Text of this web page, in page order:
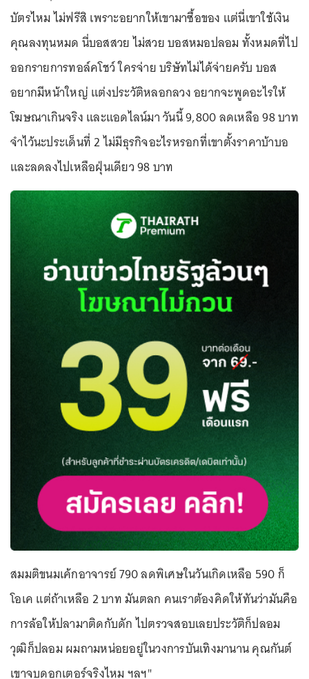
บัตรไหม ไม่ฟรีสิ เพราะอยากให้เขามาซื้อของ แต่นี่เขาใช้เงิน
คุณลงทุนหมด นี่บอสสวย ไม่สวย บอสหมอปลอม ทั้งหมดที่ไป
ออกรายการทอล์คโชว์ ใครจ่าย บริษัทไม่ได้จ่ายครับ บอส
อยากมีหน้าใหญ่ แต่งประวัติหลอกลวง อยากจะพูดอะไรให้
โฆษณาเกินจริง และแอดไลน์มา วันนี้ 9,800 ลดเหลือ 98 บาท
จำไว้นะประเด็นที่ 2 ไม่มีธุรกิจอะไรหรอกที่เขาตั้งราคาบ้าบอ
และลดลงไปเหลือฝุ่นเดียว 98 บาท
สมมติขนมเค้กอาจารย์ 790 ลดพิเศษในวันเกิดเหลือ 590 ก็
โอเค แต่ถ้าเหลือ 2 บาท มันตลก คนเราต้องคิดให้ทันว่ามันคือ
การล้อให้ปลามาติดกับดัก ไปตรวจสอบเลยประวัติก็ปลอม
วุฒิก็ปลอม ผมถามหน่อยอยู่ในวงการบันเทิงมานาน คุณกันต์
เขาจบดอกเตอร์จริงไหม ฯลฯ"